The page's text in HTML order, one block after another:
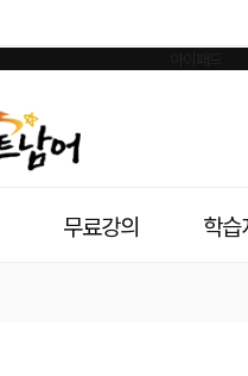
무료강의 학습